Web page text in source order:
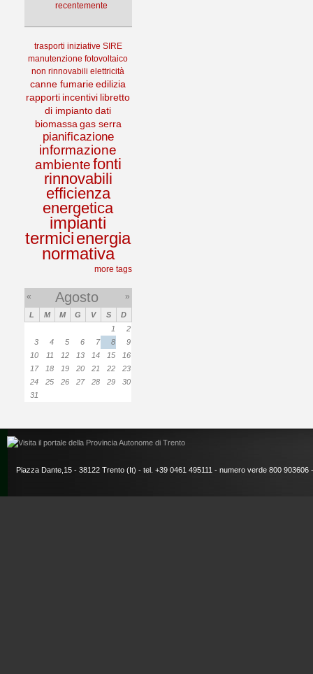
recentemente
trasporti iniziative SIRE
manutenzione fotovoltaico
non rinnovabili elettricità
canne fumarie edilizia
rapporti incentivi libretto
di impianto dati
biomassa gas serra
pianificazione
informazione
ambientefonti
rinnovabili
efficienza
energetica
impianti
termicienergia
normativa
more tags
« Agosto »
L M M G V S
D
1
2
3
4 5 6 7 8
9
10
11 12 13 14 15
16
17
18 19 20 21 22
23
24
25 26 27 28 29
30
31
Piazza Dante,15 - 38122 Trento (It) - tel. +39 0461 495111 - numero verde 800 903606